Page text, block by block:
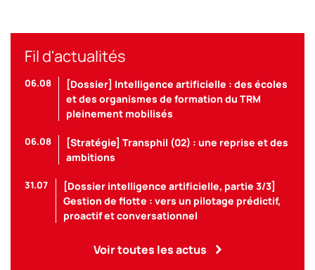
Fil d'actualités
06.08
[Dossier] Intelligence artificielle : des écoles
et des organismes de formation du TRM
pleinement mobilisés
06.08
[Stratégie] Transphil (02) : une reprise et des
ambitions
31.07
[Dossier intelligence artificielle, partie 3/3]
Gestion de flotte : vers un pilotage prédictif,
proactif et conversationnel
Voir toutes les actus